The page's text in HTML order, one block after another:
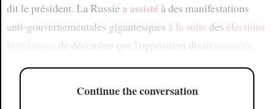
dit le président. La Russie a assistéà des manifestations
anti-gouvernementales gigantesques à la suite des élections
législatives de décembre que l'opposition disait truquées
Continue the conversation